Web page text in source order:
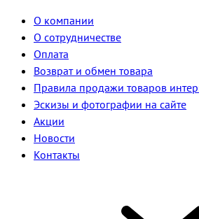
О компании
О сотрудничестве
Оплата
Возврат и обмен товара
Правила продажи товаров
Эскизы и фотографии на сайте
Акции
Новости
Контакты